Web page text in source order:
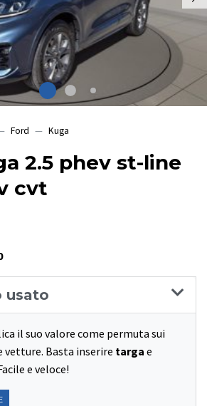
Ford Kuga
2.5 phev st-line
cvt
usato
il suo valore come permuta sui
vetture. Basta inserire targa e
e veloce!